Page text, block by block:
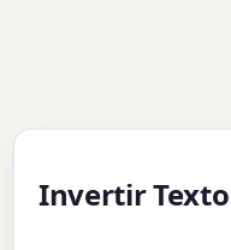
Invertir Texto